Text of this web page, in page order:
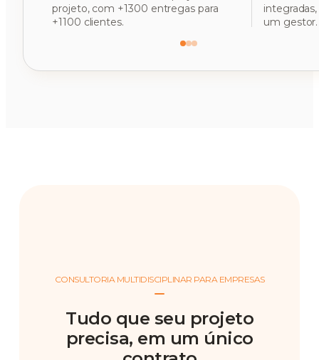
projeto, com +1300 entregas para
+1100 clientes.
um gestor.
CONSULTORIA MULTIDISCIPLINAR PARA EMPRESAS
Tudo que seu projeto
precisa, em um único